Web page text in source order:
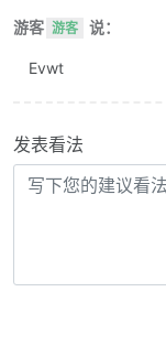
游客 游客 说：
Evwt
发表看法